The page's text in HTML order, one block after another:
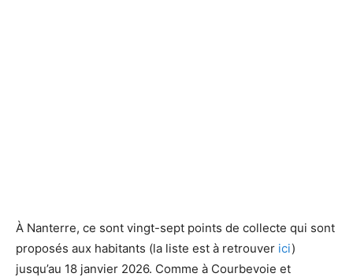
À Nanterre, ce sont vingt-sept points de collecte qui sont
proposés aux habitants (la liste est à retrouver ici)
jusqu’au 18 janvier 2026. Comme à Courbevoie et